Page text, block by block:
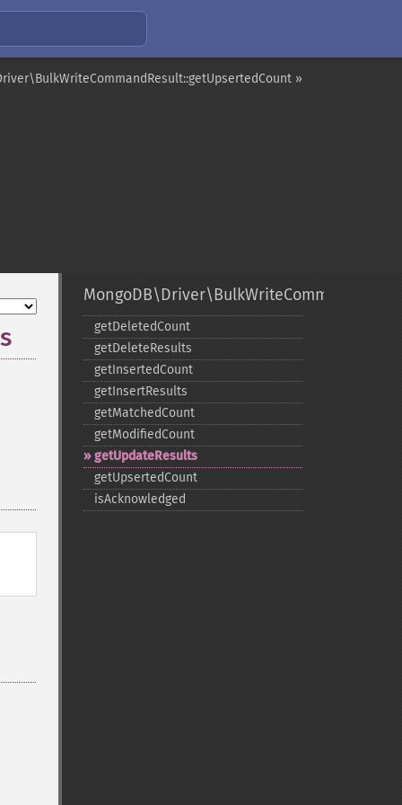
»
MongoDB\Driver\BulkWriteCommandResult
getDeletedCount
getDeleteResults
getInsertedCount
getInsertResults
getMatchedCount
getModifiedCount
getUpdateResults
getUpsertedCount
isAcknowledged